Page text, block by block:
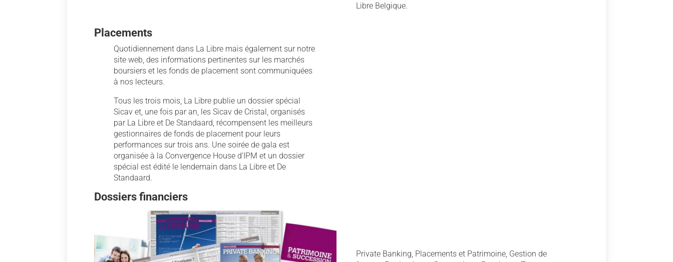
Libre Belgique.
Placements
Quotidiennement dans La Libre mais également sur notre
site web, des informations pertinentes sur les marchés
boursiers et les fonds de placement sont communiquées
à nos lecteurs.
Tous les trois mois, La Libre publie un dossier spécial
Sicav et, une fois par an, les Sicav de Cristal, organisés
par La Libre et De Standaard, récompensent les meilleurs
gestionnaires de fonds de placement pour leurs
performances sur trois ans. Une soirée de gala est
organisée à la Convergence House d’IPM et un dossier
spécial est édité le lendemain dans La Libre et De
Standaard.
Dossiers financiers
Private Banking, Placements et Patrimoine, Gestion de